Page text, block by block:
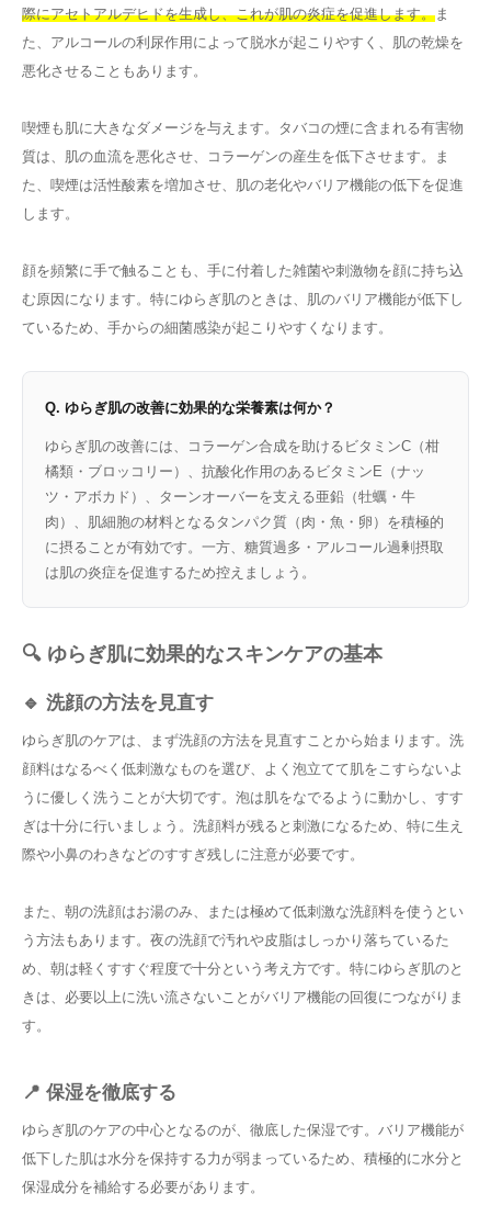
際にアセトアルデヒドを生成し、これが肌の炎症を促進します。 ま
た、アルコールの利尿作用によって脱水が起こりやすく、肌の乾燥を
悪化させることもあります。
喫煙も肌に大きなダメージを与えます。タバコの煙に含まれる有害物
質は、肌の血流を悪化させ、コラーゲンの産生を低下させます。ま
た、喫煙は活性酸素を増加させ、肌の老化やバリア機能の低下を促進
します。
顔を頻繁に手で触ることも、手に付着した雑菌や刺激物を顔に持ち込
む原因になります。特にゆらぎ肌のときは、肌のバリア機能が低下し
ているため、手からの細菌感染が起こりやすくなります。
Q. ゆらぎ肌の改善に効果的な栄養素は何か？
ゆらぎ肌の改善には、コラーゲン合成を助けるビタミンC（柑
橘類・ブロッコリー）、抗酸化作用のあるビタミンE（ナッ
ツ・アボカド）、ターンオーバーを支える亜鉛（牡蠣・牛
肉）、肌細胞の材料となるタンパク質（肉・魚・卵）を積極的
に摂ることが有効です。一方、糖質過多・アルコール過剰摂取
は肌の炎症を促進するため控えましょう。
🔍 ゆらぎ肌に効果的なスキンケアの基本
🔹 洗顔の方法を見直す
ゆらぎ肌のケアは、まず洗顔の方法を見直すことから始まります。洗
顔料はなるべく低刺激なものを選び、よく泡立てて肌をこすらないよ
うに優しく洗うことが大切です。泡は肌をなでるように動かし、すす
ぎは十分に行いましょう。洗顔料が残ると刺激になるため、特に生え
際や小鼻のわきなどのすすぎ残しに注意が必要です。
また、朝の洗顔はお湯のみ、または極めて低刺激な洗顔料を使うとい
う方法もあります。夜の洗顔で汚れや皮脂はしっかり落ちているた
め、朝は軽くすすぐ程度で十分という考え方です。特にゆらぎ肌のと
きは、必要以上に洗い流さないことがバリア機能の回復につながりま
す。
📍 保湿を徹底する
ゆらぎ肌のケアの中心となるのが、徹底した保湿です。バリア機能が
低下した肌は水分を保持する力が弱まっているため、積極的に水分と
保湿成分を補給する必要があります。